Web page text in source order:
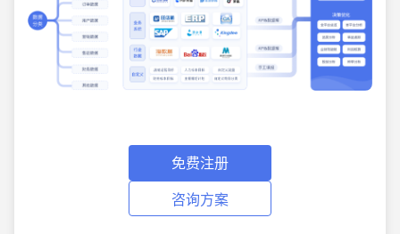
免费注册
咨询方案